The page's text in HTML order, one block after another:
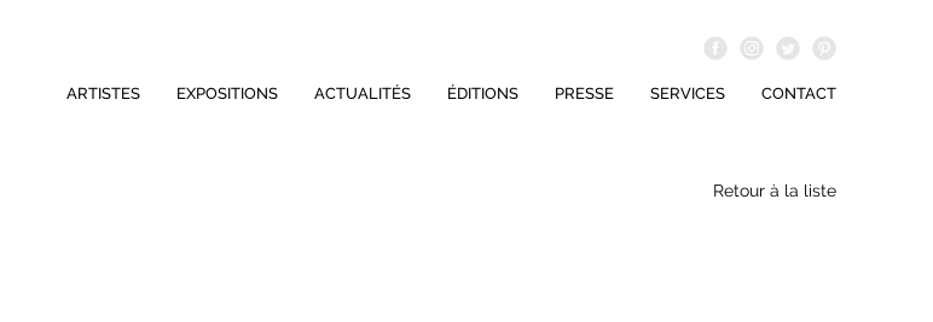
ARTISTES EXPOSITIONS ACTUALITÉS ÉDITIONS PRESSE SERVICES CONTACT
Retour à la liste